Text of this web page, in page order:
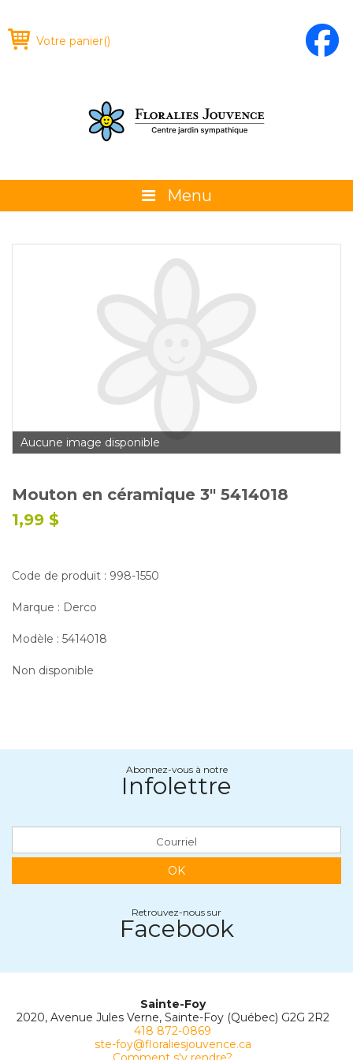
Votre panier()
Menu
La boutique
Promotions et évènements
Calendrier horticole
Emplois
Service à la clientèle
Nous joindre
Aucune image disponible
Mouton en céramique 3" 5414018
1,99 $
Code de produit : 998-1550
Marque : Derco
Modèle : 5414018
Non disponible
Abonnez-vous à notre
Infolettre
OK
Retrouvez-nous sur
Facebook
Sainte-Foy
2020, Avenue Jules Verne, Sainte-Foy (Québec) G2G 2R2
418 872-0869
ste-foy@floraliesjouvence.ca